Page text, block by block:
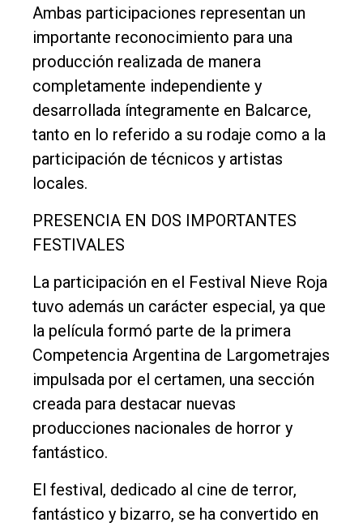
Empresa
Nosotros
Contacto
Ambas participaciones representan un
importante reconocimiento para una
producción realizada de manera
completamente independiente y
desarrollada íntegramente en Balcarce,
tanto en lo referido a su rodaje como a la
participación de técnicos y artistas
locales.
PRESENCIA EN DOS IMPORTANTES
FESTIVALES
La participación en el Festival Nieve Roja
tuvo además un carácter especial, ya que
la película formó parte de la primera
Competencia Argentina de Largometrajes
impulsada por el certamen, una sección
creada para destacar nuevas
producciones nacionales de horror y
fantástico.
El festival, dedicado al cine de terror,
fantástico y bizarro, se ha convertido en